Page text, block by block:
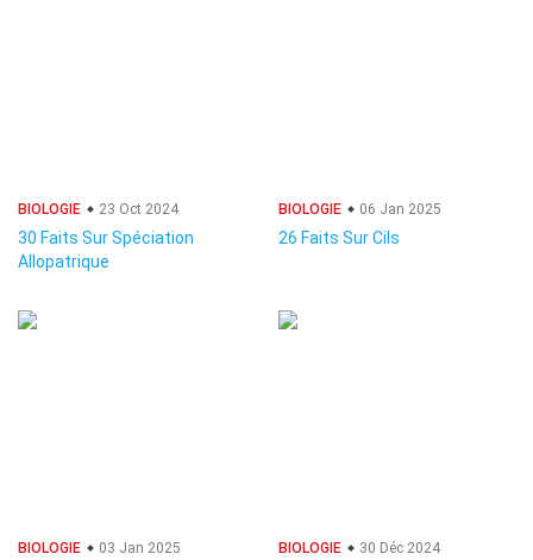
BIOLOGIE 23 Oct 2024
30 Faits Sur Spéciation
Allopatrique
BIOLOGIE 06 Jan 2025
26 Faits Sur Cils
BIOLOGIE 03 Jan 2025 BIOLOGIE 30 Déc 2024